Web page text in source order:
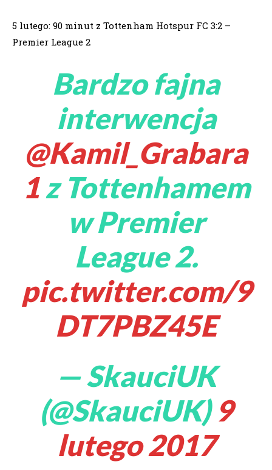
5 lutego: 90 minut z Tottenham Hotspur FC 3:2 –
Premier League 2
Bardzo fajna
interwencja
@Kamil_Grabara
1z Tottenhamem
w Premier
League 2.
pic.twitter.com/9
DT7PBZ45E
— SkauciUK
(@SkauciUK) 9
lutego 2017